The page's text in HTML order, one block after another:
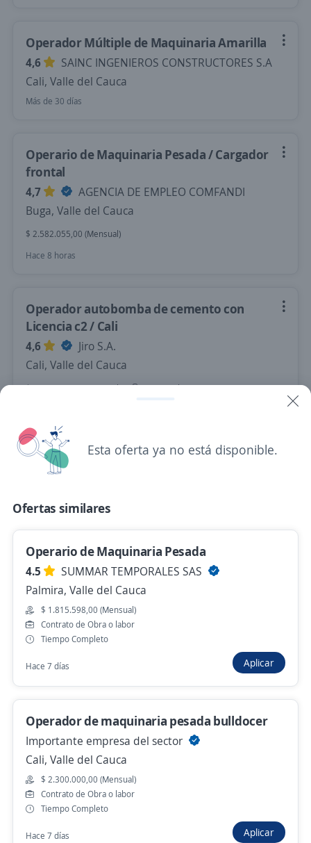
Operador Múltiple de Maquinaria Amarilla
4,6
SAINC INGENIEROS CONSTRUCTORES S.A
Cali, Valle del Cauca
Más de 30 días
Operario de Maquinaria Pesada / Cargador
frontal
4,7
AGENCIA DE EMPLEO COMFANDI
Buga, Valle del Cauca
$ 2.582.055,00 (Mensual)
Hace 8 horas
Operador autobomba de cemento con
Licencia c2 / Cali
4,6
Jiro S.A.
Cali, Valle del Cauca
$ 3.341.957,00 (Mensual)
Presencial y remoto
Se precisa Urgente Empleo destacado
4,7
Cemex
$ 2.449.999,00 (Mensual)
Hace 13 horas
Operario de producción
Carvajal Servicios Compartidos
Cali, Valle del Cauca
$ 2.190.000,00 (Mensual)
Tractorista
Importante empresa del sector
Buga, Valle del Cauca
Esta oferta ya no está disponible.
Ofertas similares
Operario de Maquinaria Pesada
4.5
SUMMAR TEMPORALES SAS
Palmira, Valle del Cauca
$ 1.815.598,00 (Mensual)
Contrato de Obra o labor
Tiempo Completo
Hace 7 días Aplicar
Operador de maquinaria pesada bulldocer
Importante empresa del sector
Cali, Valle del Cauca
$ 2.300.000,00 (Mensual)
Contrato de Obra o labor
Tiempo Completo
Hace 7 días Aplicar